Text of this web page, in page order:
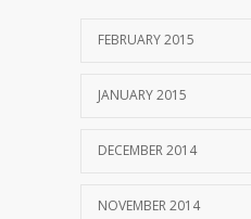
FEBRUARY 2015
JANUARY 2015
DECEMBER 2014
NOVEMBER 2014